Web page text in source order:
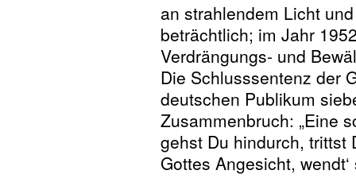
an strahlendem Licht
beträchtlich; im Jahr
Verdrängungs- und
Die Schlusssentenz der
deutschen Publikum
Zusammenbruch: „Eine
gehst Du hindurch, trittst
Gottes Angesicht,